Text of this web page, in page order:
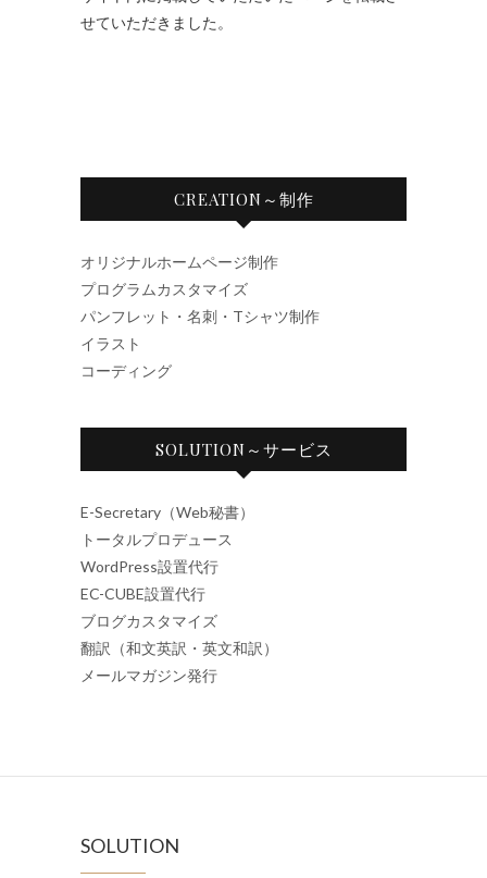
せていただきました。
CREATION～制作
オリジナルホームページ制作
プログラムカスタマイズ
パンフレット・名刺・Tシャツ制作
イラスト
コーディング
SOLUTION～サービス
E-Secretary （Web秘書）
トータルプロデュース
WordPress設置代行
EC-CUBE設置代行
ブログカスタマイズ
翻訳
（和文英訳・英文和訳）
メールマガジン発行
SOLUTION